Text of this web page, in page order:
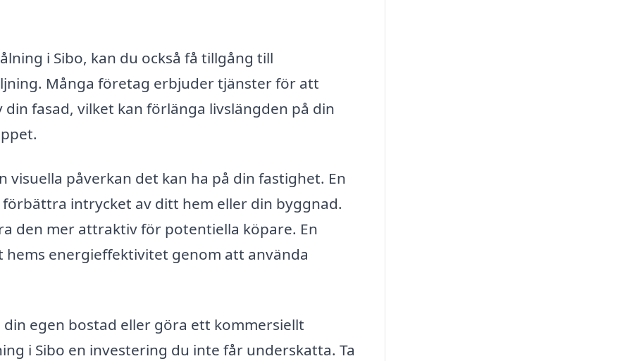
i Sibo, kan du också få tillgång till
Många företag erbjuder tjänster för att
fasad, vilket kan förlänga livslängden på din
visuella påverkan det kan ha på din fastighet. En
intrycket av ditt hem eller din byggnad.
den mer attraktiv för potentiella köpare. En
energieffektivitet genom att använda
egen bostad eller göra ett kommersiellt
i Sibo en investering du inte får underskatta. Ta